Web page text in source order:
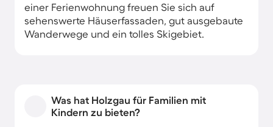
einer Ferienwohnung freuen Sie sich auf
sehenswerte Häuserfassaden, gut ausgebaute
Wanderwege und ein tolles Skigebiet.
Was hat Holzgau für Familien mit
Kindern zu bieten?